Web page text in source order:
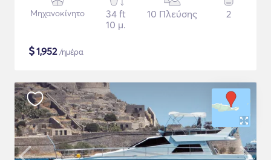
Μηχανοκίνητο
34 ft
10 μ.
10 Πλεύσης 2
$1,952/ημέρα